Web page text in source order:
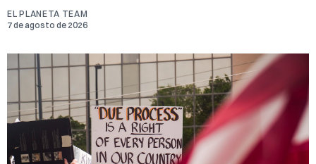
EL PLANETA TEAM
7 de agosto de 2026